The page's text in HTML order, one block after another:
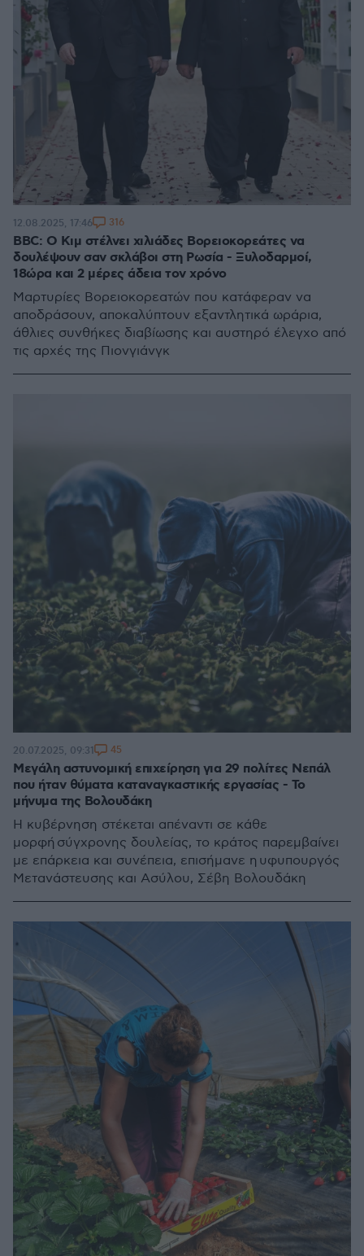
BBC: Ο Κιμ στέλνει χιλιάδες Βορειοκορεάτες να
δουλέψουν σαν σκλάβοι στη Ρωσία - Ξυλοδαρμοί,
18ώρα και 2 μέρες άδεια τον χρόνο
Μαρτυρίες Βορειοκορεατών που κατάφεραν να
αποδράσουν, αποκαλύπτουν εξαντλητικά ωράρια,
άθλιες συνθήκες διαβίωσης και αυστηρό έλεγχο από
τις αρχές της Πιονγιάνγκ
12.08.2025, 17:46 316
Μεγάλη αστυνομική επιχείρηση για 29 πολίτες Νεπάλ
που ήταν θύματα καταναγκαστικής εργασίας - Το
μήνυμα της Βολουδάκη
Η κυβέρνηση στέκεται απέναντι σε κάθε
μορφή σύγχρονης δουλείας, το κράτος παρεμβαίνει
με επάρκεια και συνέπεια, επισήμανε η υφυπουργός
Μετανάστευσης και Ασύλου, Σέβη Βολουδάκη
20.07.2025, 09:31 45